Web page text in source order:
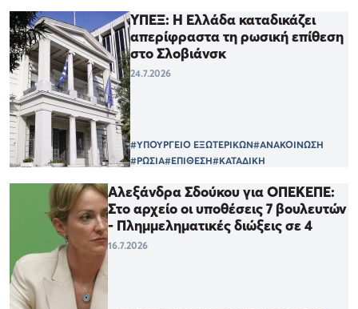
ΥΠΕΞ: Η Ελλάδα καταδικάζει
απερίφραστα τη ρωσική επίθεση
στο Σλοβιάνσκ
24.7.2026
#ΥΠΟΥΡΓΕΙΟ ΕΞΩΤΕΡΙΚΩΝ#ΑΝΑΚΟΙΝΩΣΗ
#ΡΩΣΙΑ#ΕΠΙΘΕΣΗ#ΚΑΤΑΔΙΚΗ
Αλεξάνδρα Σδούκου για ΟΠΕΚΕΠΕ:
Στο αρχείο οι υποθέσεις 7 βουλευτών
- Πλημμεληματικές διώξεις σε 4
16.7.2026